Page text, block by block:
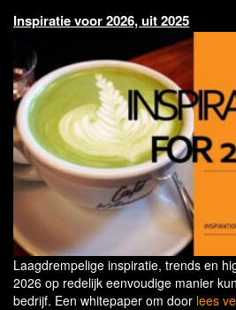
Inspiratie voor 2026, uit 2025
Laagdrempelige inspiratie, trends en
2026 op redelijk eenvoudige manier
bedrijf. Een whitepaper om door lees